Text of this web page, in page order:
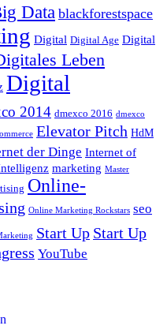
Data blackforestspace
Digital Digital Age Digital
Leben
Digital
2014 dmexco 2016 dmexco
Elevator Pitch HdM
der Dinge Internet of
marketing Master
Online-
Online Marketing Rockstars seo
Start Up Start Up
YouTube